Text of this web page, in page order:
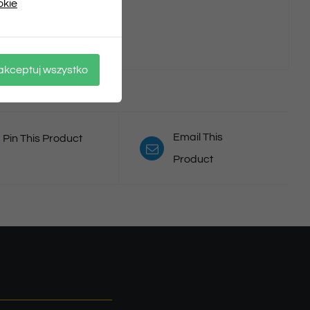
Pin This Product
Email This
Product
wszystko